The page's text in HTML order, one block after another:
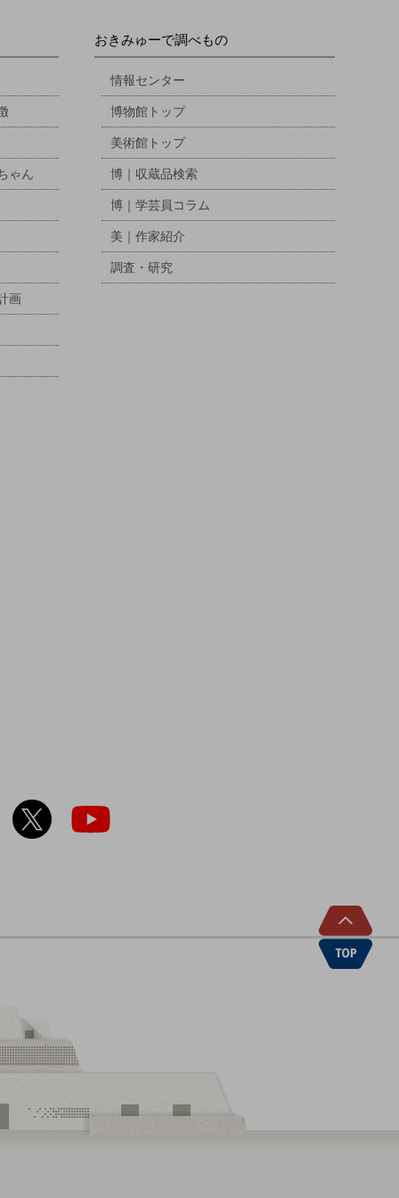
ゃん
画
おきみゅーで調べもの
情報センター
博物館トップ
美術館トップ
博｜収蔵品検索
博｜学芸員コラム
美｜作家紹介
調査・研究